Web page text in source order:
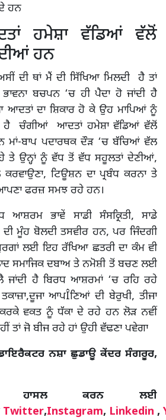
ਹਨ
ਹਮੇਸ਼ਾ ਵੱਡਿਆਂ ਵੱਲੋਂ
ਹਨ
ਦੀ ਥਾਂ ਮੈਂ ਦੀ ਸਿੱਖਿਆ ਮਿਲਦੀ ਹੈ ਤਾਂ
ਬਚਪਨ ‘ਚ ਹੀ ਪੈਦਾ ਹੋ ਜਾਂਦੀ ਹੈ
ਦਾ ਸ਼ਿਕਾਰ ਹੋ ਕੇ ਉਹ ਮਾਪਿਆਂ ਨੂੰ
ਹੈ ਚੰਗੀਆਂ ਆਦਤਾਂ ਹਮੇਸ਼ਾ ਵੱਡਿਆਂ ਵੱਲੋਂ
ਬਾਪ ਪਦਾਰਥਕ ਦੌੜ ‘ਚ ਬੱਚਿਆਂ ਵੱਲ
ਤੇ ਉਨ੍ਹਾਂ ਨੂੰ ਵੱਧ ਤੋਂ ਵੱਧ ਸਹੂਲਤਾਂ ਦੇਣੀਆਂ,
ਟਿਊਸ਼ਨ ਦਾ ਪ੍ਰਬੰਧ ਕਰਨਾ ਤੇ
ਆਪਣਾ ਫਰਜ਼ ਸਮਝ ਰਹੇ ਹਨ।
ਆਸ਼ਰਮ ਭਾਵੇਂ ਸਾਡੀ ਸੰਸਕ੍ਰਿਤੀ, ਸਾਡੇ
ਮੂੰਹ ਬੋਲਦੀ ਤਸਵੀਰ ਹਨ, ਪਰ ਜਿੰਦਗੀ
ਲਈ ਇਹ ਰੱਖਿਆ ਛਤਰੀ ਦਾ ਕੰਮ ਵੀ
ਸਮਾਜਿਕ ਦਬਾਅ ਤੇ ਨਮੋਸ਼ੀ ਤੋਂ ਬਚਣ ਲਈ
ਜਾਂਦੀ ਹੈ ਬਿਰਧ ਆਸ਼ਰਮਾਂ ‘ਚ ਰਹਿ ਰਹੇ
ਆਪÎਣਿਆਂ ਦੀ ਬੇਰੁਖੀ, ਤੀਜਾ
ਵਕਤ ਨੂੰ ਧੱਕਾ ਦੇ ਰਹੇ ਹਨ ਲੋੜ ਨਵੀਂ
ਤਾਂ ਜੋ ਬੀਜ ਰਹੇ ਹਾਂ ਉਹੀ ਵੱਢਣਾ ਪਵੇਗਾ
ਨਸ਼ਾ ਛੁਡਾਊ ਕੇਂਦਰ ਸੰਗਰੂਰ,
ਕਰਨ ਲਈ
Twitter,Instagram, Linkedin ,